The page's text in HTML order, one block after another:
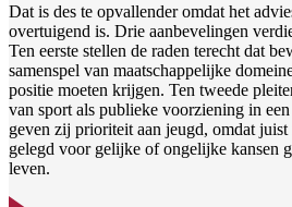
Dat is des te opvallender omdat het
overtuigend is. Drie aanbevelingen
Ten eerste stellen de raden terecht dat
samenspel van maatschappelijke
positie moeten krijgen. Ten tweede
van sport als publieke voorziening in
geven zij prioriteit aan jeugd, omdat
gelegd voor gelijke of ongelijke kansen
leven.